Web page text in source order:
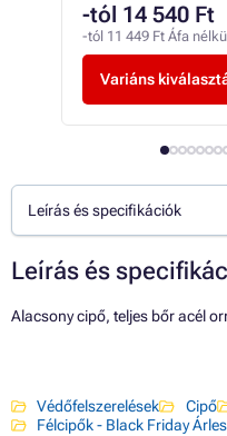
-tól 14 540 Ft
-tól 11 449 Ft Áfa
Variáns
Leírás és specifikációk
Leírás és
Alacsony cipő, teljes bőr acél
Védőfelszerelések Cipő
Félcipők - Black Friday